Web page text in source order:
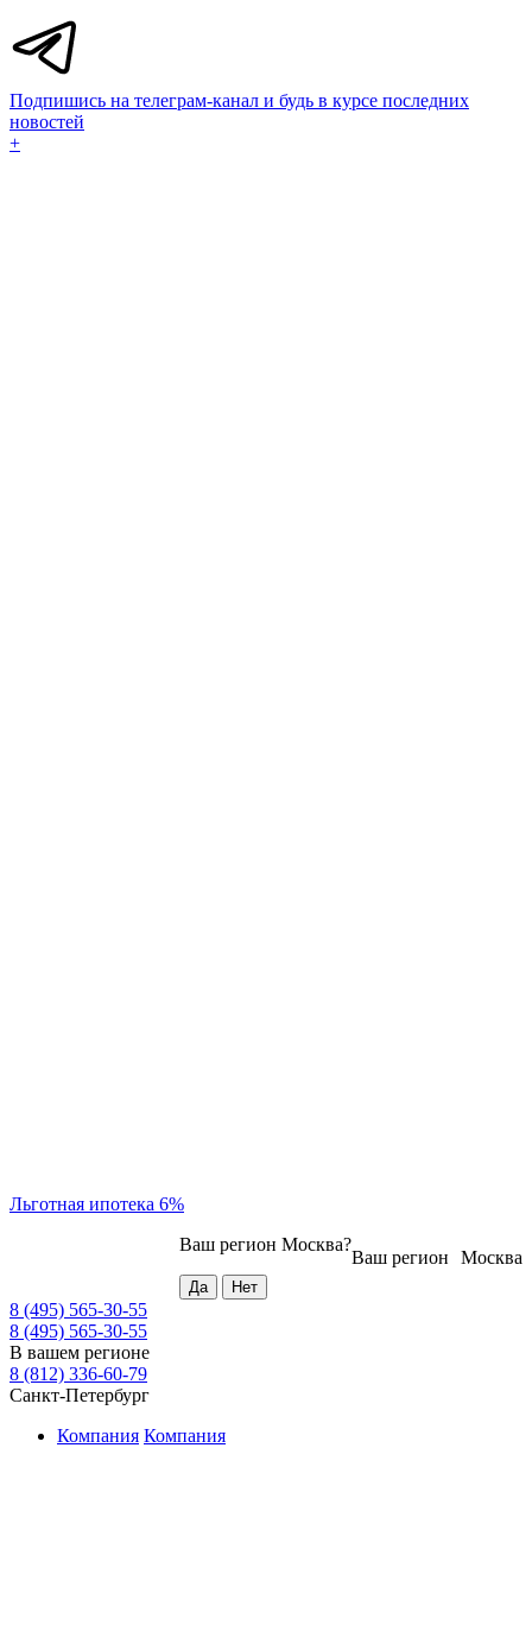
Подпишись на телеграм-канал и будь в курсе последних
новостей
+
Льготная ипотека 6%
Москва
Ваш регион
Ваш регион Москва?
8 (495) 565-30-55
8 (495) 565-30-55
В вашем регионе
8 (812) 336-60-79
Санкт-Петербург
Компания Компания